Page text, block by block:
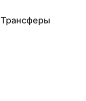
Трансферы